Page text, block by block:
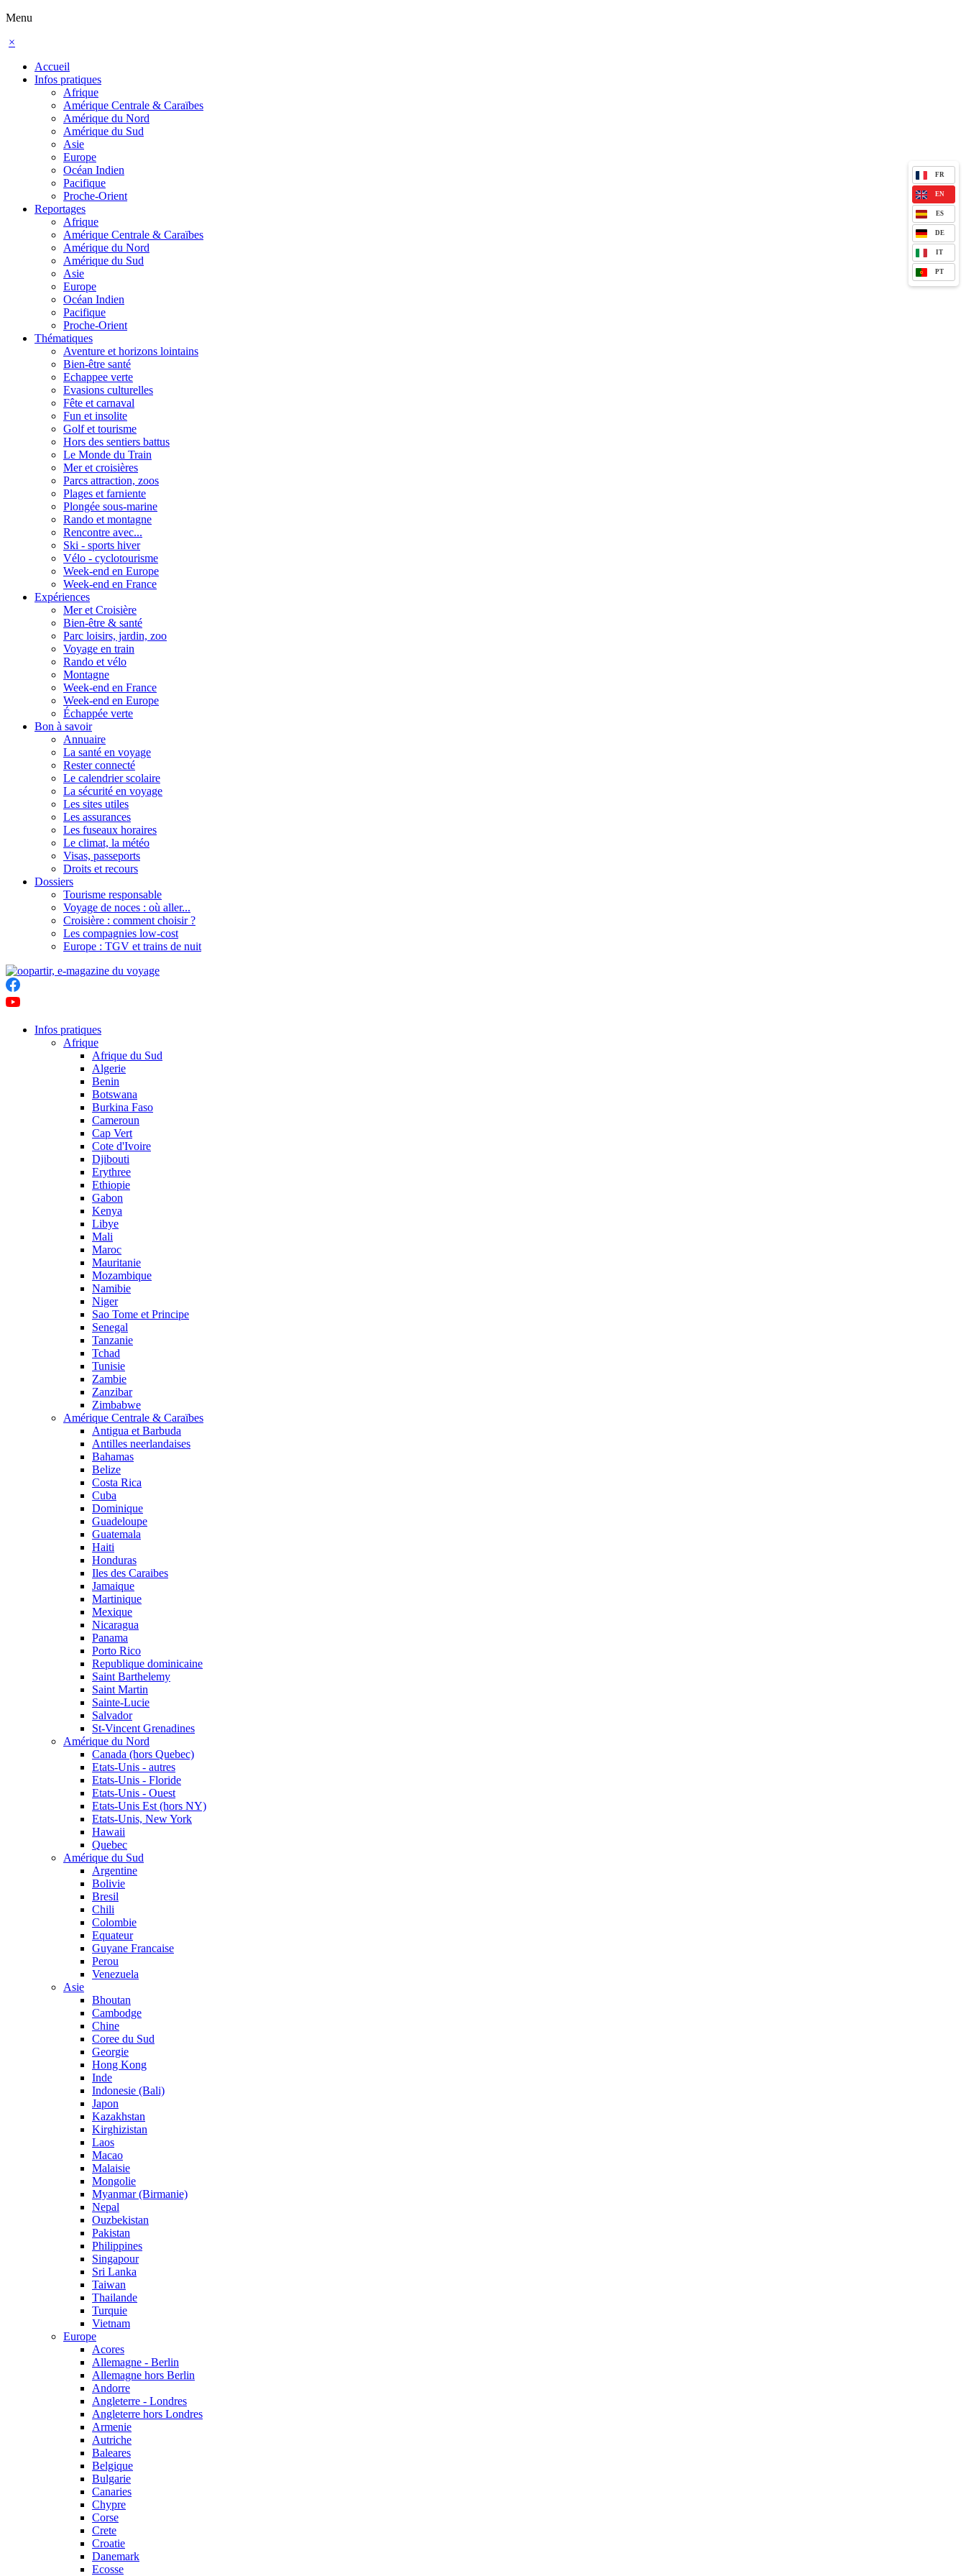
Menu
×
Accueil
Infos pratiques
Afrique
Amérique Centrale & Caraïbes
Amérique du Nord
Amérique du Sud
Asie
Europe
Océan Indien
Pacifique
Proche-Orient
Reportages
Afrique
Amérique Centrale & Caraïbes
Amérique du Nord
Amérique du Sud
Asie
Europe
Océan Indien
Pacifique
Proche-Orient
Thématiques
Aventure et horizons lointains
Bien-être santé
Echappee verte
Evasions culturelles
Fête et carnaval
Fun et insolite
Golf et tourisme
Hors des sentiers battus
Le Monde du Train
Mer et croisières
Parcs attraction, zoos
Plages et farniente
Plongée sous-marine
Rando et montagne
Rencontre avec...
Ski - sports hiver
Vélo - cyclotourisme
Week-end en Europe
Week-end en France
Expériences
Mer et Croisière
Bien-être & santé
Parc loisirs, jardin, zoo
Voyage en train
Rando et vélo
Montagne
Week-end en France
Week-end en Europe
Échappée verte
Bon à savoir
Annuaire
La santé en voyage
Rester connecté
Le calendrier scolaire
La sécurité en voyage
Les sites utiles
Les assurances
Les fuseaux horaires
Le climat, la météo
Visas, passeports
Droits et recours
Dossiers
Tourisme responsable
Voyage de noces : où aller...
Croisière : comment choisir ?
Les compagnies low-cost
Europe : TGV et trains de nuit
FR
EN
ES
DE
IT
PT
Infos pratiques
Afrique
Afrique du Sud
Algerie
Benin
Botswana
Burkina Faso
Cameroun
Cap Vert
Cote d'Ivoire
Djibouti
Erythree
Ethiopie
Gabon
Kenya
Libye
Mali
Maroc
Mauritanie
Mozambique
Namibie
Niger
Sao Tome et Principe
Senegal
Tanzanie
Tchad
Tunisie
Zambie
Zanzibar
Zimbabwe
Amérique Centrale & Caraïbes
Antigua et Barbuda
Antilles neerlandaises
Bahamas
Belize
Costa Rica
Cuba
Dominique
Guadeloupe
Guatemala
Haiti
Honduras
Iles des Caraibes
Jamaique
Martinique
Mexique
Nicaragua
Panama
Porto Rico
Republique dominicaine
Saint Barthelemy
Saint Martin
Sainte-Lucie
Salvador
St-Vincent Grenadines
Amérique du Nord
Canada (hors Quebec)
Etats-Unis - autres
Etats-Unis - Floride
Etats-Unis - Ouest
Etats-Unis Est (hors NY)
Etats-Unis, New York
Hawaii
Quebec
Amérique du Sud
Argentine
Bolivie
Bresil
Chili
Colombie
Equateur
Guyane Francaise
Perou
Venezuela
Asie
Bhoutan
Cambodge
Chine
Coree du Sud
Georgie
Hong Kong
Inde
Indonesie (Bali)
Japon
Kazakhstan
Kirghizistan
Laos
Macao
Malaisie
Mongolie
Myanmar (Birmanie)
Nepal
Ouzbekistan
Pakistan
Philippines
Singapour
Sri Lanka
Taiwan
Thailande
Turquie
Vietnam
Europe
Acores
Allemagne - Berlin
Allemagne hors Berlin
Andorre
Angleterre - Londres
Angleterre hors Londres
Armenie
Autriche
Baleares
Belgique
Bulgarie
Canaries
Chypre
Corse
Crete
Croatie
Danemark
Ecosse